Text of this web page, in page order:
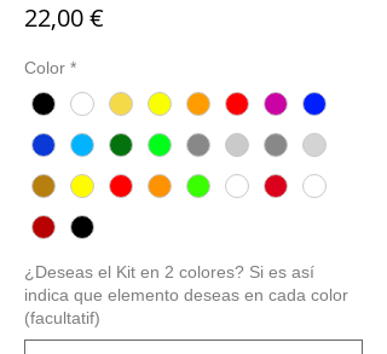
22,00 €
Color *
¿Deseas el Kit en 2 colores? Si es así
indica que elemento deseas en cada color
(facultatif)